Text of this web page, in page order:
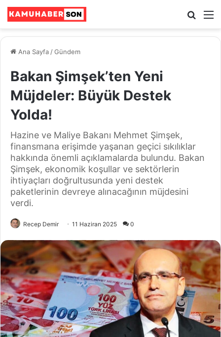
Ara
Ana Sayfa /Gündem
Bakan Şimşek’ten Yeni
Müjdeler: Büyük Destek
Yolda!
Hazine ve Maliye Bakanı Mehmet Şimşek,
finansmana erişimde yaşanan geçici sıkılıklar
hakkında önemli açıklamalarda bulundu. Bakan
Şimşek, ekonomik koşullar ve sektörlerin
ihtiyaçları doğrultusunda yeni destek
paketlerinin devreye alınacağının müjdesini
verdi.
Recep Demir 11 Haziran 2025 0